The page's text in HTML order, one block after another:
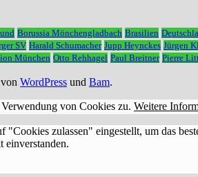
Borussia Mönchengladbach Brasilien
SV Harald Schumacher Jupp Heynckes Jürgen
München Otto Rehhagel Paul Breitner Pierre
WordPress und Bam.
von Cookies zu. Weitere
zulassen" eingestellt, um das